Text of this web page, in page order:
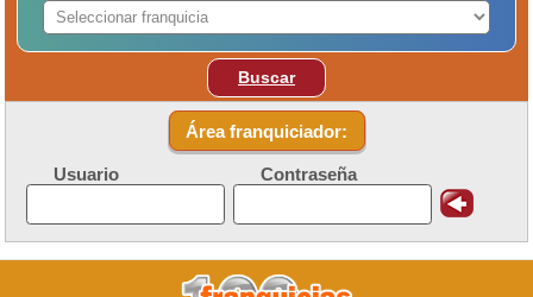
Buscar
Área franquiciador:
Usuario Contraseña